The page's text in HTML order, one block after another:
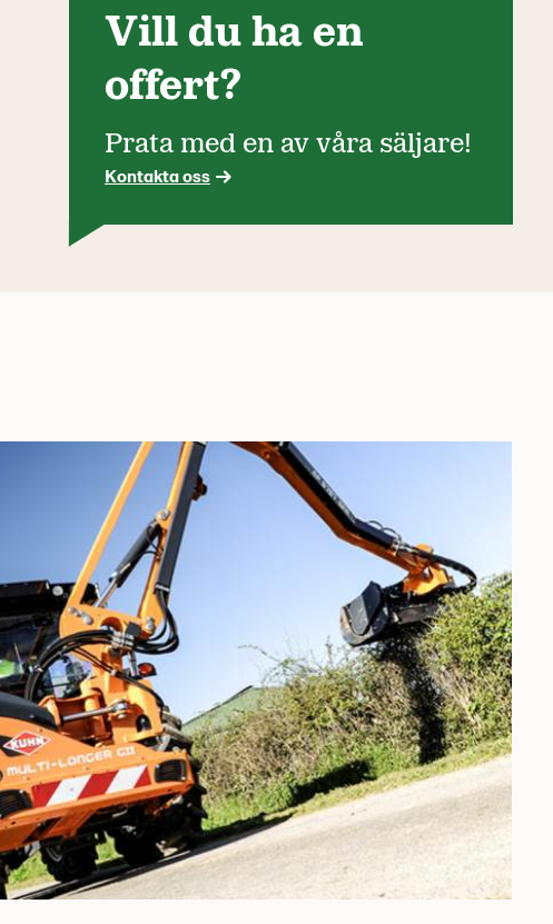
Vill du ha en
offert?
Prata med en av våra säljare!
Kontakta oss